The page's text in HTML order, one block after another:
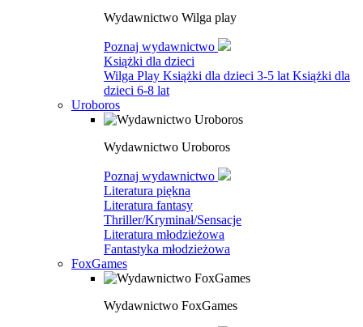
Wydawnictwo Wilga play
Poznaj wydawnictwo
Książki dla dzieci
Wilga Play Książki dla dzieci 3-5 lat Książki dla
dzieci 6-8 lat
Uroboros
Wydawnictwo Uroboros
Poznaj wydawnictwo
Literatura piękna
Literatura fantasy
Thriller/Kryminał/Sensacje
Literatura młodzieżowa
Fantastyka młodzieżowa
FoxGames
Wydawnictwo FoxGames